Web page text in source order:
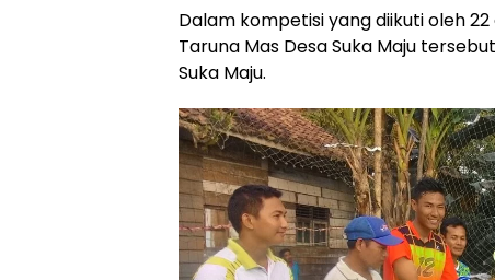
Dalam kompetisi yang diikuti oleh
Taruna Mas Desa Suka Maju
Suka Maju.